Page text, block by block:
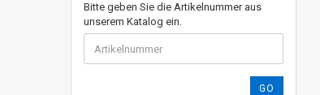
Bitte geben Sie die Artikelnummer aus
unserem Katalog ein.
GO